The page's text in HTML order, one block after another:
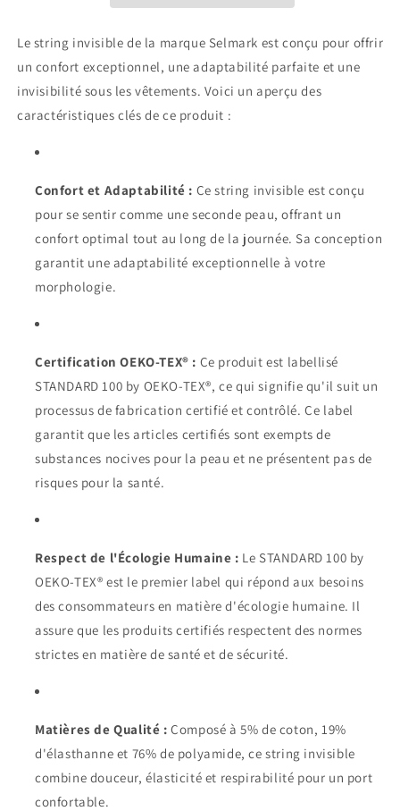
Le string invisible de la marque Selmark est conçu pour offrir
un confort exceptionnel, une adaptabilité parfaite et une
invisibilité sous les vêtements. Voici un aperçu des
caractéristiques clés de ce produit :
Confort et Adaptabilité : Ce string invisible est conçu
pour se sentir comme une seconde peau, offrant un
confort optimal tout au long de la journée. Sa conception
garantit une adaptabilité exceptionnelle à votre
morphologie.
Certification OEKO-TEX® : Ce produit est labellisé
STANDARD 100 by OEKO-TEX®, ce qui signifie qu'il suit un
processus de fabrication certifié et contrôlé. Ce label
garantit que les articles certifiés sont exempts de
substances nocives pour la peau et ne présentent pas de
risques pour la santé.
Respect de l'Écologie Humaine : Le STANDARD 100 by
OEKO-TEX® est le premier label qui répond aux besoins
des consommateurs en matière d'écologie humaine. Il
assure que les produits certifiés respectent des normes
strictes en matière de santé et de sécurité.
Matières de Qualité : Composé à 5% de coton, 19%
d'élasthanne et 76% de polyamide, ce string invisible
combine douceur, élasticité et respirabilité pour un port
confortable.